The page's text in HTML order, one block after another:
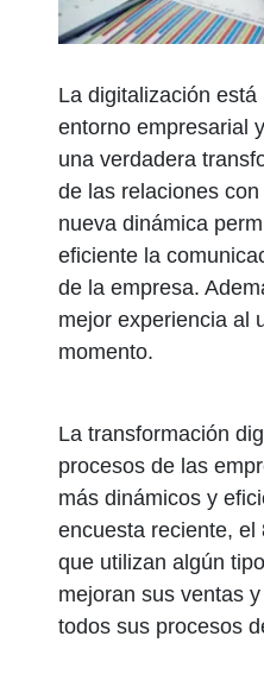
La digitalización está
entorno empresarial
una verdadera
de las relaciones
nueva dinámica
eficiente la
de la empresa.
mejor experiencia al
momento.
La transformación
procesos de las
más dinámicos y
encuesta reciente,
que utilizan algún
mejoran sus ventas
todos sus procesos